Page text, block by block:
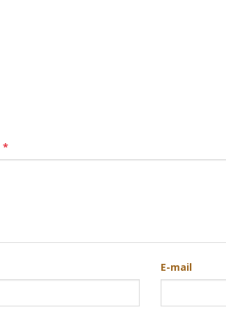
*
E-mail